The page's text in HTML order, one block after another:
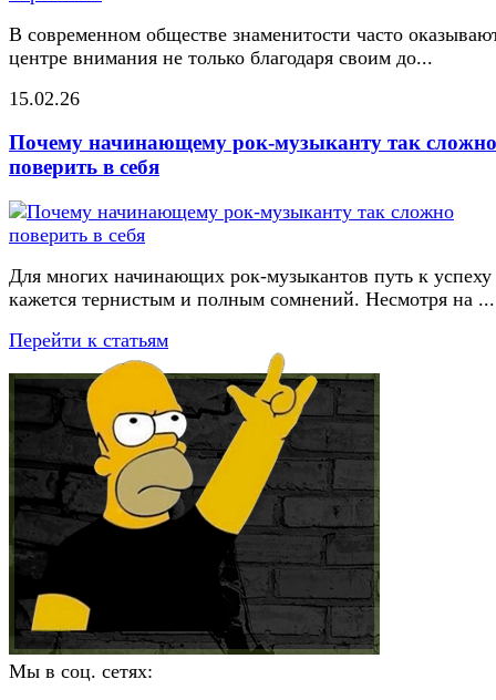
В современном обществе знаменитости часто
центре внимания не только благодаря своим до...
15.02.26
Почему начинающему рок-музыканту так сложно
поверить в себя
Для многих начинающих рок-музыкантов путь к успеху
кажется тернистым и полным сомнений. Несмотря на ...
Перейти к статьям
Мы в соц. сетях: